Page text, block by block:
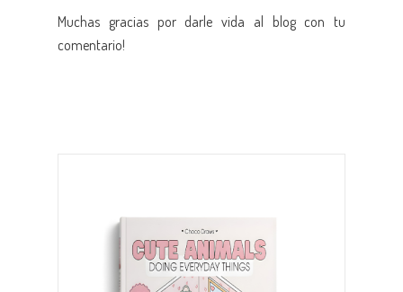
Muchas gracias por darle vida al blog con tu
comentario!